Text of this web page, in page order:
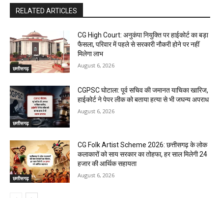
RELATED ARTICLES
छत्तीसगढ़
CG High Court: अनुकंपा नियुक्ति पर हाईकोर्ट का बड़ा
फैसला, परिवार में पहले से सरकारी नौकरी होने पर नहीं
मिलेगा लाभ
August 6, 2026
छत्तीसगढ़
CGPSC घोटाला: पूर्व सचिव की जमानत याचिका खारिज,
हाईकोर्ट ने पेपर लीक को बताया हत्या से भी जघन्य अपराध
August 6, 2026
छत्तीसगढ़
CG Folk Artist Scheme 2026: छत्तीसगढ़ के लोक
कलाकारों को साय सरकार का तोहफा, हर साल मिलेगी 24
हजार की आर्थिक सहायता
August 6, 2026